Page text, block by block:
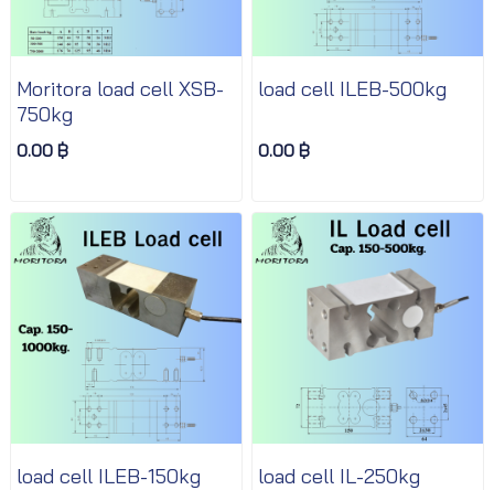
Moritora load cell XSB-
750kg
0.00 ฿
load cell ILEB-500kg
0.00 ฿
load cell ILEB-150kg load cell IL-250kg